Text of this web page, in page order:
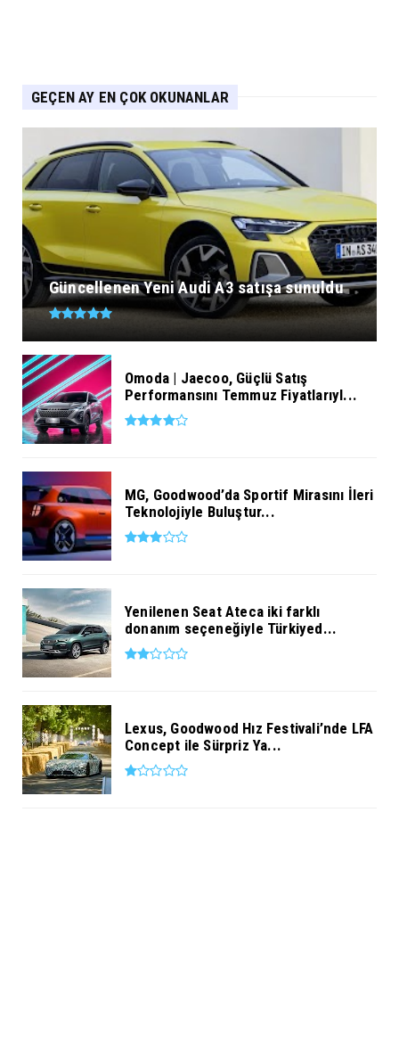
GEÇEN AY EN ÇOK OKUNANLAR
Güncellenen Yeni Audi A3 satışa sunuldu
Omoda | Jaecoo, Güçlü Satış
Performansını Temmuz Fiyatlarıyl...
MG, Goodwood’da Sportif Mirasını İleri
Teknolojiyle Buluştur...
Yenilenen Seat Ateca iki farklı
donanım seçeneğiyle Türkiyed...
Lexus, Goodwood Hız Festivali’nde LFA
Concept ile Sürpriz Ya...